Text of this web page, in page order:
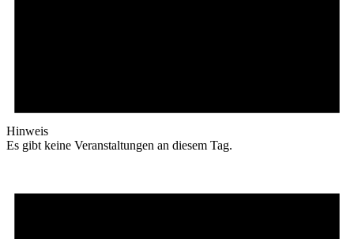
Hinweis
Es gibt keine Veranstaltungen an diesem Tag.